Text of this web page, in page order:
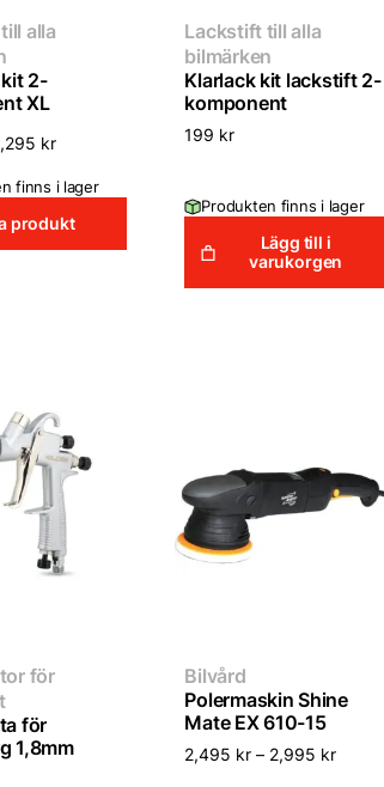
alla
2-
XL
kr
finns i lager
produkt
Lackstift till alla
bilmärken
Klarlack kit lackstift 2-
komponent
199 kr
Produkten finns i lager
Lägg till i
varukorgen
för
för
1,8mm
Bilvård
Polermaskin Shine
Mate EX 610-15
2,495 kr – 2,995 kr